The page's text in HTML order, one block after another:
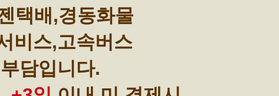
택배,경동화물
비스,고속버스
담입니다.